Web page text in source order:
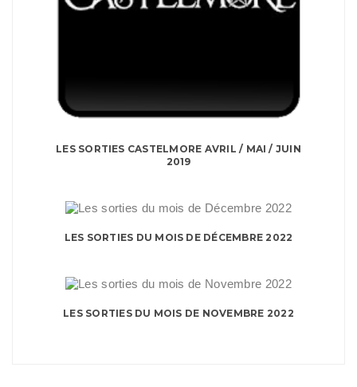
LES SORTIES CASTELMORE AVRIL / MAI / JUIN
2019
LES SORTIES DU MOIS DE DÉCEMBRE 2022
LES SORTIES DU MOIS DE NOVEMBRE 2022